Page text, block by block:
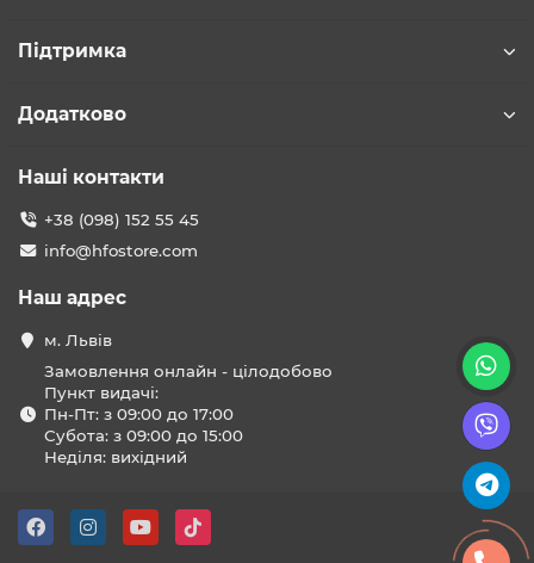
Підтримка
Додатково
Наші контакти
+38 (098) 152 55 45
info@hfostore.com
Наш адрес
м. Львів
Замовлення онлайн - цілодобово
Пункт видачі:
Пн-Пт: з 09:00 до 17:00
Субота: з 09:00 до 15:00
Неділя: вихідний